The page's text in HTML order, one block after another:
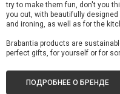
try to make them fun, don't you
you out, with beautifully
and ironing, as well as for the
Brabantia products are
perfect gifts, for yourself or for
ПОДРОБНЕЕ О БРЕНДЕ